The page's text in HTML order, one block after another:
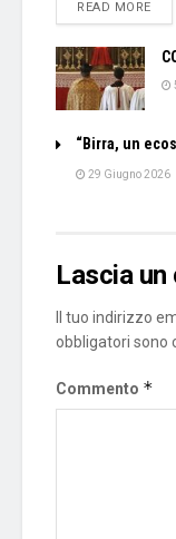
READ MORE
“Birra, un
29 Giugno 2026
Lascia
Il tuo indirizzo
obbligatori sono
Commento *